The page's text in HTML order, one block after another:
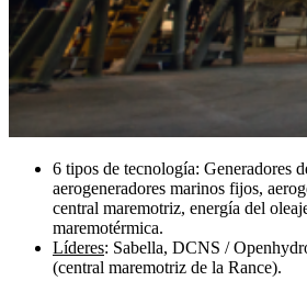
6 tipos de tecnología: Generadores
aerogeneradores marinos fijos,
central maremotriz, energía del
maremotérmica.
Líderes: Sabella, DCNS /
(central maremotriz de la Rance).